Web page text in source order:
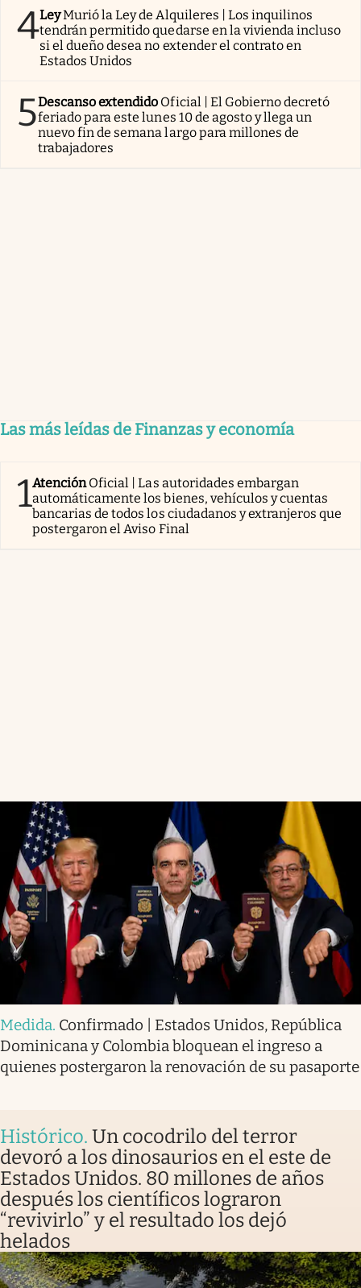
4LeyMurió la Ley de Alquileres | Los inquilinos
tendrán permitido quedarse en la vivienda incluso
si el dueño desea no extender el contrato en
Estados Unidos
5Descanso extendido Oficial | El Gobierno decretó
feriado para este lunes 10 de agosto y llega un
nuevo fin de semana largo para millones de
trabajadores
Las más leídas de Finanzas y economía
1AtenciónOficial | Las autoridades embargan
automáticamente los bienes, vehículos y cuentas
bancarias de todos los ciudadanos y extranjeros que
postergaron el Aviso Final
Medida. Confirmado | Estados Unidos, República
Dominicana y Colombia bloquean el ingreso a
quienes postergaron la renovación de su pasaporte
Histórico. Un cocodrilo del terror
devoró a los dinosaurios en el este de
Estados Unidos. 80 millones de años
después los científicos lograron
“revivirlo” y el resultado los dejó
helados